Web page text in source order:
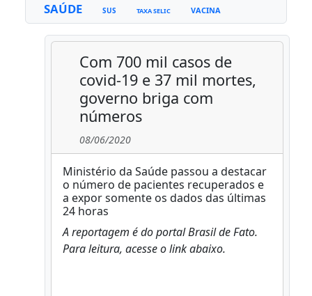
SAÚDE SUS TAXA SELIC VACINA
Com 700 mil casos de
covid-19 e 37 mil mortes,
governo briga com
números
08/06/2020
Ministério da Saúde passou a destacar
o número de pacientes recuperados e
a expor somente os dados das últimas
24 horas
A reportagem é do portal Brasil de Fato.
Para leitura, acesse o link abaixo.